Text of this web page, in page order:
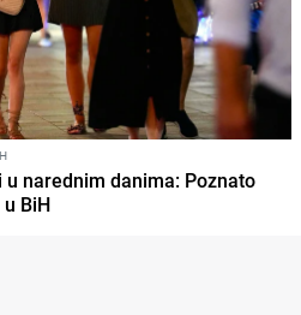
u narednim danima: Poznato
BiH